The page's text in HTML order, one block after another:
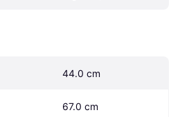
44.0 cm
67.0 cm